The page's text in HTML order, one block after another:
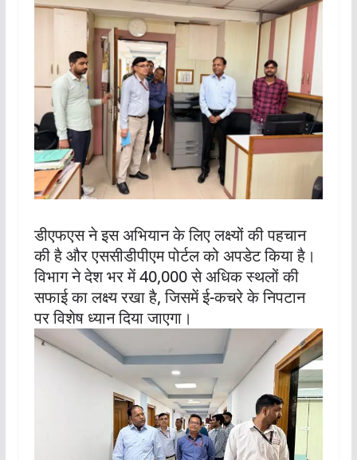
डीएफएस ने इस अभियान के लिए लक्ष्यों की पहचान
की है और एससीडीपीएम पोर्टल को अपडेट किया है।
विभाग ने देश भर में 40,000 से अधिक स्थलों की
सफाई का लक्ष्य रखा है, जिसमें ई-कचरे के निपटान
पर विशेष ध्यान दिया जाएगा।